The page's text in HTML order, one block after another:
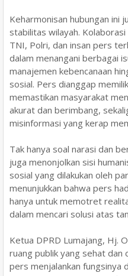
Keharmonisan hubungan ini
stabilitas wilayah.
TNI, Polri, dan insan pers
dalam menangani berbagai
manajemen kebencanaan
sosial. Pers dianggap
memastikan masyarakat
akurat dan berimbang,
misinformasi yang kerap
Tak hanya soal narasi dan
juga menonjolkan sisi
sosial yang dilakukan oleh
menunjukkan bahwa pers
hanya untuk memotret
dalam mencari solusi atas
Ketua DPRD Lumajang, Hj.
ruang publik yang sehat dan
pers menjalankan fungsinya